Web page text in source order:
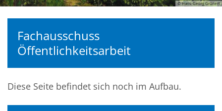
© Hans-Georg Grünert
Fachausschuss
Öffentlichkeitsarbeit
Diese Seite befindet sich noch im Aufbau.